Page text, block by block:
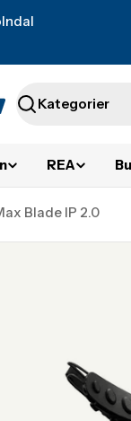
Sök
REA
Blade IP 2.0